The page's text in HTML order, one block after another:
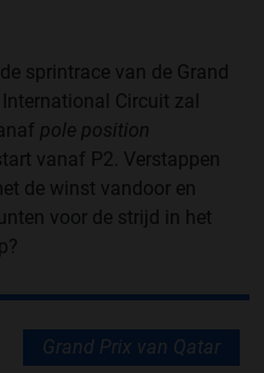
sprintrace van de Grand
Circuit zal
pole position
vanaf P2. Verstappen
de winst vandoor en
voor de strijd in het
Grand Prix van Qatar